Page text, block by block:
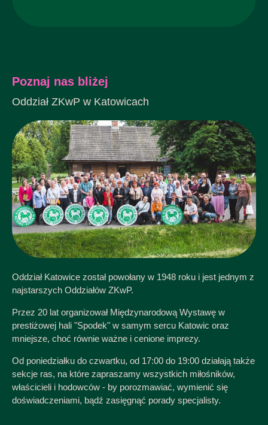
Poznaj nas bliżej
Oddział ZKwP w Katowicach
Oddział Katowice został powołany w 1948 roku i jest jednym z
najstarszych Oddziałów ZKwP.
Przez 20 lat organizował Międzynarodową Wystawę w
prestiżowej hali "Spodek" w samym sercu Katowic oraz
mniejsze, choć równie ważne i cenione imprezy.
Od poniedziałku do czwartku, od 17:00 do 19:00 działają także
sekcje ras, na które zapraszamy wszystkich miłośników,
właścicieli i hodowców - by porozmawiać, wymienić się
doświadczeniami, bądź zasięgnąć porady specjalisty.